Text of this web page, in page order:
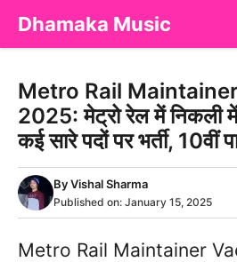
SkipDhamaka Music
Metro Rail
2025: मेट्रो रेल में निकली
कई सारे पदों पर भर्ती, 10वीं
ByVishal Sharma
Published on: January 15, 2025
Metro Rail Maintainer